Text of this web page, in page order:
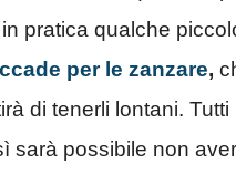
pratica qualche
per le zanzare,
di tenerli lontani. Tutti
sarà possibile non